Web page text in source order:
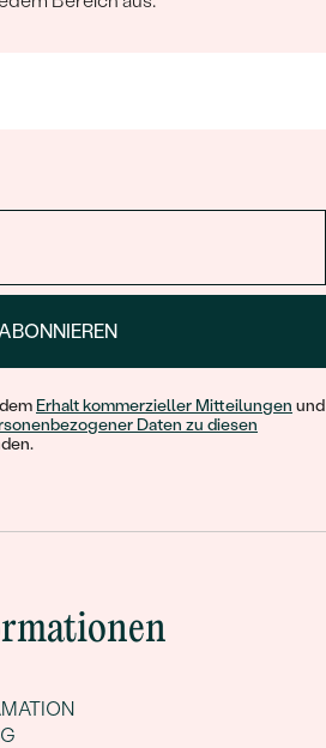
ABONNIEREN
Erhalt kommerzieller Mitteilungen und
Daten zu diesen